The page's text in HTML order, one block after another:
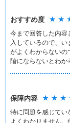
おすすめ度 ★ ★
今まで回答した内容
入しているので、
がよくわからないの
階にならないとわか
保障内容 ★ ★ ★
特に問題を感じてい
よくわかりません